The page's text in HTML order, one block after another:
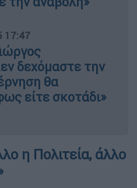
17:47
δεχόμαστε την
θα
είτε σκοτάδι»
η Πολιτεία, άλλο